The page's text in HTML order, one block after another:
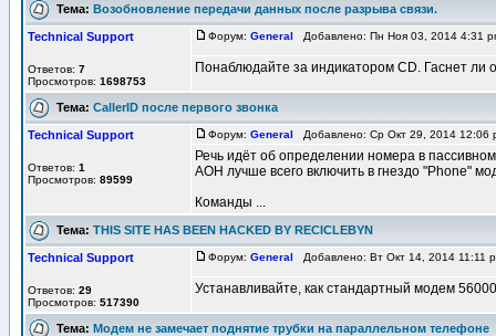
Тема: Возобновление передачи данных после разрыва связи.
Technical Support
Ответов: 7
Просмотров: 1698753
Форум: General Добавлено: Пн Ноя 03, 2014 4:31
Понаблюдайте за индикатором CD. Гаснет ли
Тема: CallerID после первого звонка
Technical Support
Ответов: 1
Просмотров: 89599
Форум: General Добавлено: Ср Окт 29, 2014
Речь идёт об определении номера в
АОН лучше всего включить в гнездо "Phone"
Команды ...
Тема: THIS SITE HAS BEEN HACKED BY RECICLEBYN
Technical Support
Ответов: 29
Просмотров: 517390
Форум: General Добавлено: Вт Окт 14, 2014 11:11
Устанавливайте, как стандартный модем
Тема: Модем не замечает поднятие трубки на параллельном телефоне